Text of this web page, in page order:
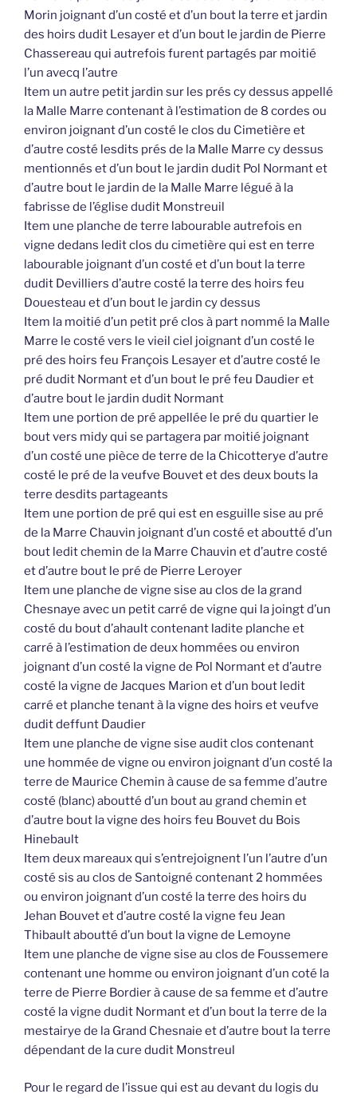
Morin joignant d’un costé et d’un bout la terre et jardin
des hoirs dudit Lesayer et d’un bout le jardin de Pierre
Chassereau qui autrefois furent partagés par moitié
l’un avecq l’autre
Item un autre petit jardin sur les prés cy dessus appellé
la Malle Marre contenant à l’estimation de 8 cordes ou
environ joignant d’un costé le clos du Cimetière et
d’autre costé lesdits prés de la Malle Marre cy dessus
mentionnés et d’un bout le jardin dudit Pol Normant et
d’autre bout le jardin de la Malle Marre légué à la
fabrisse de l’église dudit Monstreuil
Item une planche de terre labourable autrefois en
vigne dedans ledit clos du cimetière qui est en terre
labourable joignant d’un costé et d’un bout la terre
dudit Devilliers d’autre costé la terre des hoirs feu
Douesteau et d’un bout le jardin cy dessus
Item la moitié d’un petit pré clos à part nommé la Malle
Marre le costé vers le vieil ciel joignant d’un costé le
pré des hoirs feu François Lesayer et d’autre costé le
pré dudit Normant et d’un bout le pré feu Daudier et
d’autre bout le jardin dudit Normant
Item une portion de pré appellée le pré du quartier le
bout vers midy qui se partagera par moitié joignant
d’un costé une pièce de terre de la Chicotterye d’autre
costé le pré de la veufve Bouvet et des deux bouts la
terre desdits partageants
Item une portion de pré qui est en esguille sise au pré
de la Marre Chauvin joignant d’un costé et aboutté d’un
bout ledit chemin de la Marre Chauvin et d’autre costé
et d’autre bout le pré de Pierre Leroyer
Item une planche de vigne sise au clos de la grand
Chesnaye avec un petit carré de vigne qui la joingt d’un
costé du bout d’ahault contenant ladite planche et
carré à l’estimation de deux hommées ou environ
joignant d’un costé la vigne de Pol Normant et d’autre
costé la vigne de Jacques Marion et d’un bout ledit
carré et planche tenant à la vigne des hoirs et veufve
dudit deffunt Daudier
Item une planche de vigne sise audit clos contenant
une hommée de vigne ou environ joignant d’un costé la
terre de Maurice Chemin à cause de sa femme d’autre
costé (blanc) aboutté d’un bout au grand chemin et
d’autre bout la vigne des hoirs feu Bouvet du Bois
Hinebault
Item deux mareaux qui s’entrejoignent l’un l’autre d’un
costé sis au clos de Santoigné contenant 2 hommées
ou environ joignant d’un costé la terre des hoirs du
Jehan Bouvet et d’autre costé la vigne feu Jean
Thibault aboutté d’un bout la vigne de Lemoyne
Item une planche de vigne sise au clos de Foussemere
contenant une homme ou environ joignant d’un coté la
terre de Pierre Bordier à cause de sa femme et d’autre
costé la vigne dudit Normant et d’un bout la terre de la
mestairye de la Grand Chesnaie et d’autre bout la terre
dépendant de la cure dudit Monstreul
Pour le regard de l’issue qui est au devant du logis du